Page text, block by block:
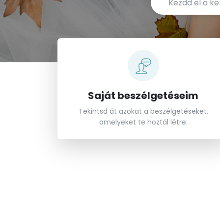
Saját beszélgetéseim
Tekintsd át azokat a beszélgetéseket,
amelyeket te hoztál létre.